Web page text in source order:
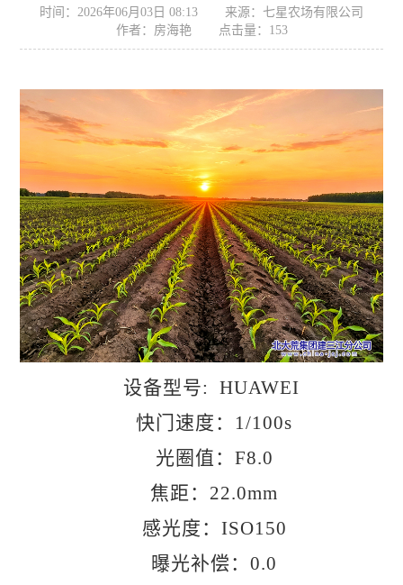
时间：2026年06月03日 08:13
来源：七星农场有限公司
作者：房海艳
点击量： 153
设备型号: HUAWEI
快门速度： 1/100s
光圈值： F8.0
焦距： 22.0mm
感光度： ISO150
曝光补偿： 0.0